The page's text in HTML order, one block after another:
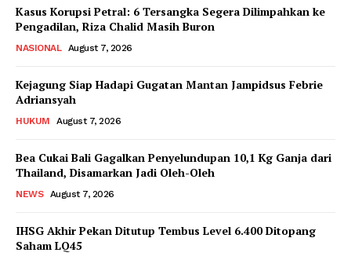
Kasus Korupsi Petral: 6 Tersangka Segera Dilimpahkan ke
Pengadilan, Riza Chalid Masih Buron
NASIONAL August 7, 2026
Kejagung Siap Hadapi Gugatan Mantan Jampidsus Febrie
Adriansyah
HUKUM August 7, 2026
Bea Cukai Bali Gagalkan Penyelundupan 10,1 Kg Ganja dari
Thailand, Disamarkan Jadi Oleh-Oleh
NEWS August 7, 2026
IHSG Akhir Pekan Ditutup Tembus Level 6.400 Ditopang
Saham LQ45